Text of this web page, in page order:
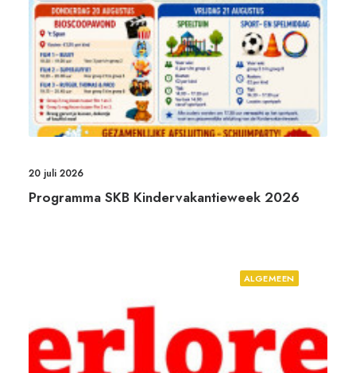
20 juli 2026
Programma SKB Kindervakantieweek 2026
ALGEMEEN